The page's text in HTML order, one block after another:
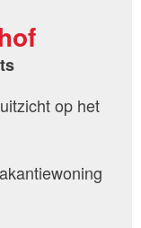
op het